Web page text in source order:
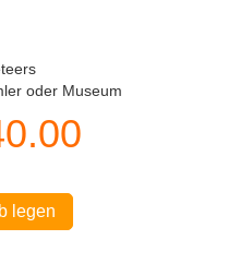
oder Museum
legen